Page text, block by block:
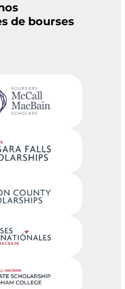
de bourses